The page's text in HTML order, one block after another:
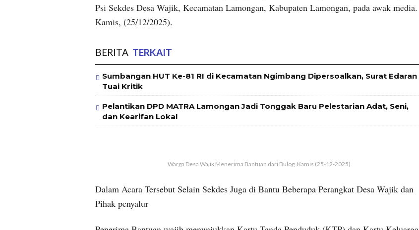
Psi Sekdes Desa Wajik, Kecamatan Lamongan, Kabupaten Lamongan, pada awak media.
Kamis, (25/12/2025).
BERITA TERKAIT
Sumbangan HUT Ke-81 RI di Kecamatan Ngimbang Dipersoalkan, Surat Edaran
Tuai Kritik
Pelantikan DPD MATRA Lamongan Jadi Tonggak Baru Pelestarian Adat, Seni,
dan Kearifan Lokal
Warga Desa Wajik Menerima Bantuan dari Bulog. Kamis (25-12-2025)
Dalam Acara Tersebut Selain Sekdes Juga di Bantu Beberapa Perangkat Desa Wajik dan
Pihak penyalur